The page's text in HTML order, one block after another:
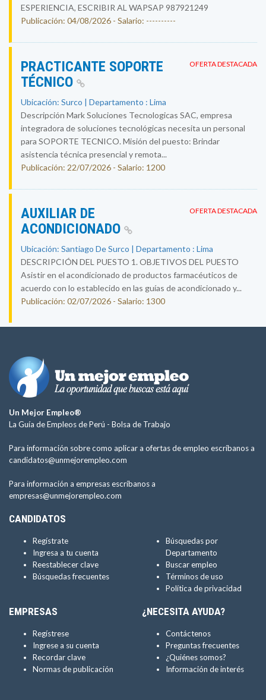
ESPERIENCIA, ESCRIBIR AL WAPSAP 987921249
Publicación: 04/08/2026 - Salario: ----------
OFERTA DESTACADA
PRACTICANTE SOPORTE
TÉCNICO
Ubicación: Surco | Departamento : Lima
Descripción Mark Soluciones Tecnologicas SAC, empresa
integradora de soluciones tecnológicas necesita un personal
para SOPORTE TECNICO. Misión del puesto: Brindar
asistencia técnica presencial y remota...
Publicación: 22/07/2026 - Salario: 1200
OFERTA DESTACADA
AUXILIAR DE
ACONDICIONADO
Ubicación: Santiago De Surco | Departamento : Lima
DESCRIPCIÓN DEL PUESTO 1. OBJETIVOS DEL PUESTO
Asistir en el acondicionado de productos farmacéuticos de
acuerdo con lo establecido en las guías de acondicionado y...
Publicación: 02/07/2026 - Salario: 1300
Un Mejor Empleo®
La Guía de Empleos de Perú - Bolsa de Trabajo
Para información sobre como aplicar a ofertas de empleo escríbanos a
candidatos@unmejorempleo.com
Para información a empresas escríbanos a
empresas@unmejorempleo.com
CANDIDATOS
Regístrate
Ingresa a tu cuenta
Reestablecer clave
Búsquedas frecuentes
Búsquedas por
Departamento
Buscar empleo
Términos de uso
Política de privacidad
EMPRESAS
Regístrese
Ingrese a su cuenta
Recordar clave
Normas de publicación
¿NECESITA AYUDA?
Contáctenos
Preguntas frecuentes
¿Quiénes somos?
Información de interés